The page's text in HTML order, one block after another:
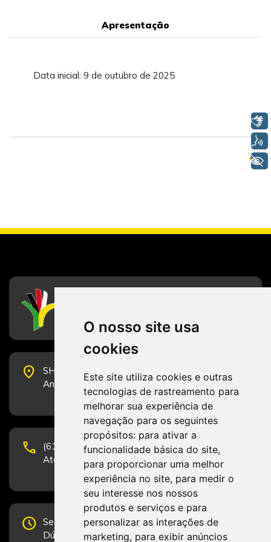
O nosso site usa
cookies
Este site utiliza cookies e outras
tecnologias de rastreamento para
melhorar sua experiência de
navegação para os seguintes
propósitos: para ativar a
funcionalidade básica do site,
para proporcionar uma melhor
experiência no site, para medir o
seu interesse nos nossos
produtos e serviços e para
personalizar as interações de
marketing, para exibir anúncios
Apresentação
Data inicial: 9 de outubro de 2025
place
SHS Quadra 6, Bloco E, Complexo Brasil 21, 20º
Andar, Sala 2001 - CEP 70322-915 - Brasília/DF
phone
(61) 3223-1652 e (61) 98131-3801.
Atendimento por telefone em horário comercial
schedule Segunda-feira a Sexta-feira de 12h às 19h.
Dúvidas e sugestões pelo Fale Conosco.
Voz